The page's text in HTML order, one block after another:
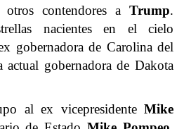
contendores a Trump.
nacientes en el cielo
gobernadora de Carolina del
actual gobernadora de Dakota
al ex vicepresidente Mike